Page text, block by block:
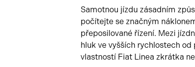
Samotnou jízdu zásadním
počítejte se značným
přeposilované řízení. Mezi
hluk ve vyšších rychlostech
vlastností Fiat Linea zkrátka